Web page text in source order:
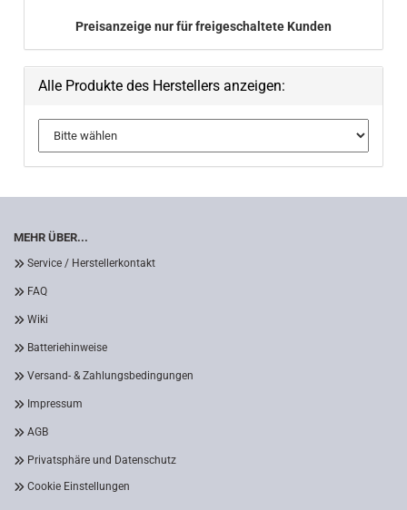
Preisanzeige nur für freigeschaltete Kunden
Alle Produkte des Herstellers anzeigen:
MEHR ÜBER...
Service / Herstellerkontakt
FAQ
Wiki
Batteriehinweise
Versand- & Zahlungsbedingungen
Impressum
AGB
Privatsphäre und Datenschutz
Cookie Einstellungen